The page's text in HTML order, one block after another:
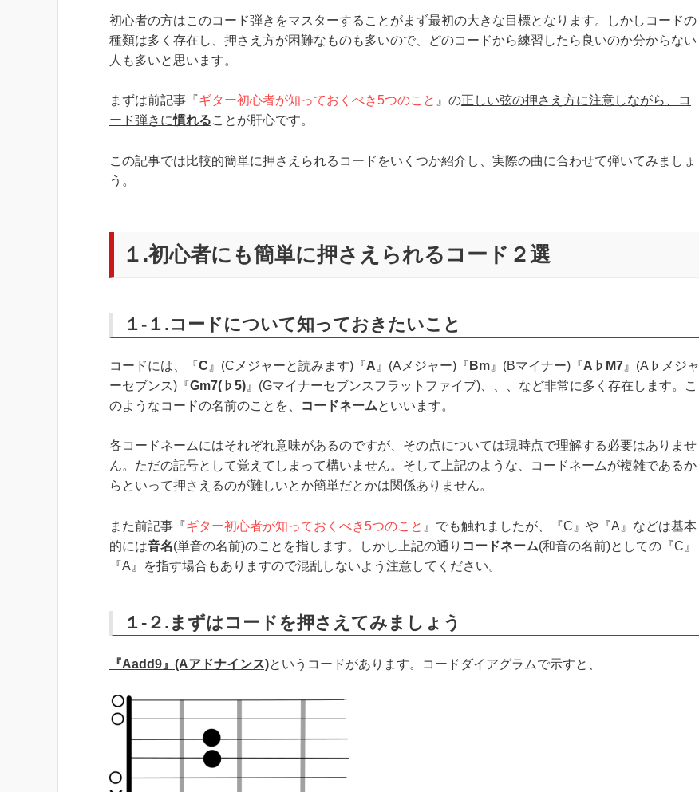
初心者の方はこのコード弾きをマスターすることがまず最初の大きな目標となります。しかしコードの
種類は多く存在し、押さえ方が困難なものも多いので、どのコードから練習したら良いのか分からない
人も多いと思います。
まずは前記事『ギター初心者が知っておくべき5つのこと 』の正しい弦の押さえ方に注意しながら、コ
ード弾きに慣れることが肝心です。
この記事では比較的簡単に押さえられるコードをいくつか紹介し、実際の曲に合わせて弾いてみましょ
う。
１.初心者にも簡単に押さえられるコード２選
１-１.コードについて知っておきたいこと
コードには、『C 』(Cメジャーと読みます)『A 』(Aメジャー)『 Bm 』(Bマイナー)『A♭M7 』(A♭メジャ
ーセブンス)『Gm7(♭5) 』(Gマイナーセブンスフラットファイブ)、、、など非常に多く存在します。こ
のようなコードの名前のことを、
コードネームといいます。
各コードネームにはそれぞれ意味があるのですが、その点については現時点で理解する必要はありませ
ん。ただの記号として覚えてしまって構いません。そして上記のような、コードネームが複雑であるか
らといって押さえるのが難しいとか簡単だとかは関係ありません。
また前記事『ギター初心者が知っておくべき5つのこと 』でも触れましたが、『C』や『A』などは基本
的には音名(単音の名前)のことを指します。しかし上記の通り コードネーム(和音の名前)としての『C』
『A』を指す場合もありますので混乱しないよう注意してください。
１-２.まずはコードを押さえてみましょう
『Aadd9』(Aアドナインス)というコードがあります。コードダイアグラムで示すと、